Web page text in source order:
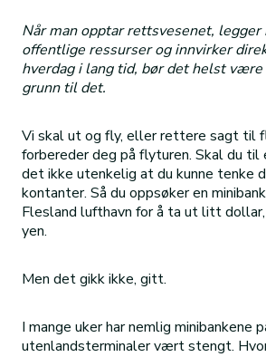
Når man opptar rettsvesenet, legger
offentlige ressurser og innvirker
hverdag i lang tid, bør det helst være
grunn til det.
Vi skal ut og fly, eller rettere sagt til
forbereder deg på flyturen. Skal du til
det ikke utenkelig at du kunne tenke
kontanter. Så du oppsøker en
Flesland lufthavn for å ta ut litt
yen.
Men det gikk ikke, gitt.
I mange uker har nemlig minibankene
utenlandsterminaler vært stengt.